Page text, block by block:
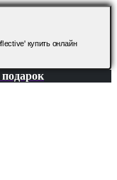
купить онлайн